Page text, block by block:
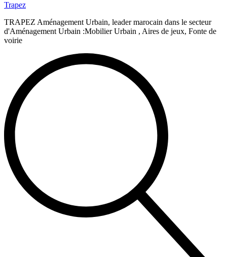
Trapez
TRAPEZ Aménagement Urbain, leader marocain dans le secteur
d'Aménagement Urbain :Mobilier Urbain , Aires de jeux, Fonte de
voirie